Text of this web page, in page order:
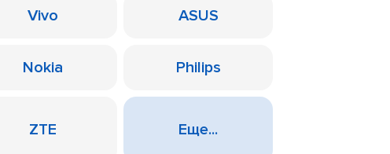
Vivo ASUS
Nokia Philips
ZTE Еще...